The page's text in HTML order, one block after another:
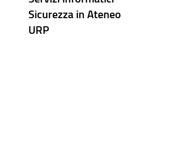
Sicurezza in Ateneo
URP